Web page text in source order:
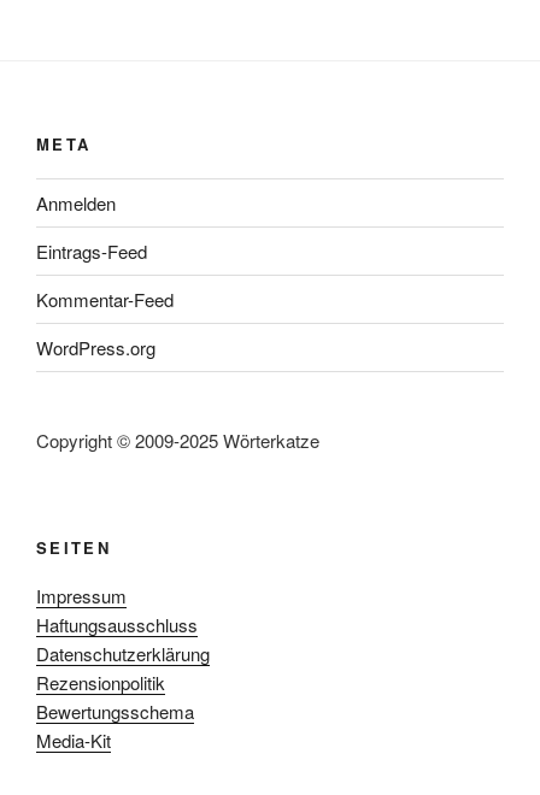
META
Anmelden
Eintrags-Feed
Kommentar-Feed
WordPress.org
Copyright © 2009-2025 Wörterkatze
SEITEN
Impressum
Haftungsausschluss
Datenschutzerklärung
Rezensionpolitik
Bewertungsschema
Media-Kit